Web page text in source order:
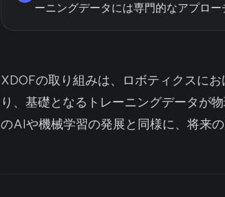
ーニングデータには専門的なアプロー
XDOFの取り組みは、ロボティクスに
り、基礎となるトレーニングデータが
のAIや機械学習の発展と同様に、将来